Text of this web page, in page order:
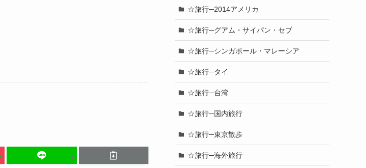
☆旅行─2014アメリカ
☆旅行─グアム・サイパン・セブ
☆旅行─シンガポール・マレーシア
☆旅行─タイ
☆旅行─台湾
☆旅行─国内旅行
☆旅行─東京散歩
☆旅行─海外旅行